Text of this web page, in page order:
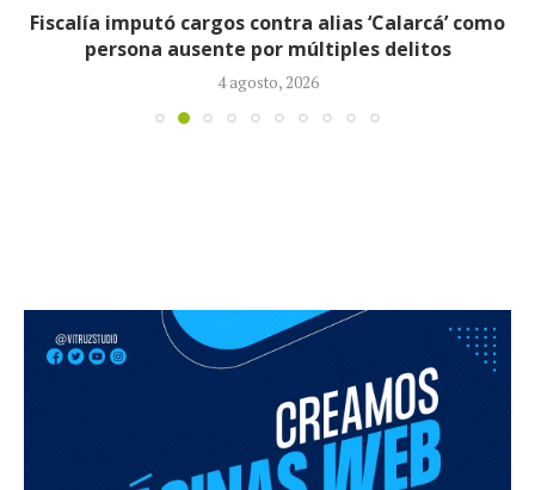
Fiscalía imputó cargos contra alias ‘Calarcá’ como
persona ausente por múltiples delitos
4 agosto, 2026